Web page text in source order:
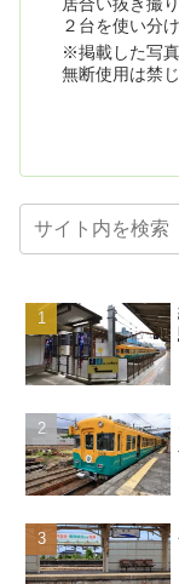
２台を使い分
※掲載した写
無断使用は禁じ